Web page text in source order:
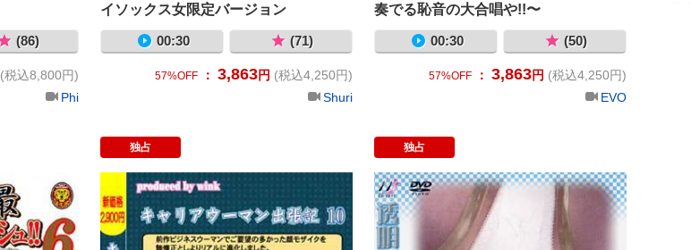
(86)
(税込8,800円)
Phi
イソックス女限定バージョン
00:30 (71)
57%OFF ： 3,863円 (税込4,250円)
Shuri
奏でる恥音の大合唱や!!〜
00:30 (50)
57%OFF ： 3,863円 (税込4,250円)
EVO
強襲撮 パンツ下げダッシュ！！6 〜女子校生限定バージョン〜
独占
キャリアウーマン出張記１０
独占